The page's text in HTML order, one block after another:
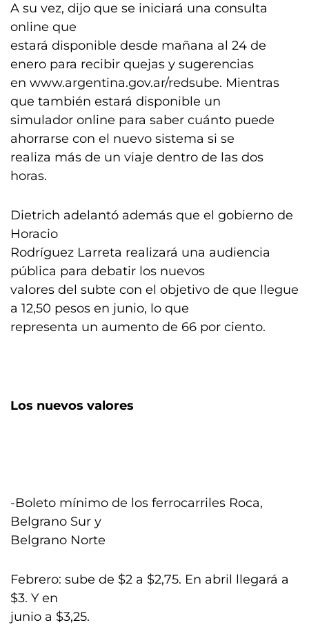
A su vez, dijo que se iniciará una consulta
online que
estará disponible desde mañana al 24 de
enero para recibir quejas y sugerencias
en www.argentina.gov.ar/redsube. Mientras
que también estará disponible un
simulador online para saber cuánto puede
ahorrarse con el nuevo sistema si se
realiza más de un viaje dentro de las dos
horas.
Dietrich adelantó además que el gobierno de
Horacio
Rodríguez Larreta realizará una audiencia
pública para debatir los nuevos
valores del subte con el objetivo de que llegue
a 12,50 pesos en junio, lo que
representa un aumento de 66 por ciento.
Los nuevos valores
-Boleto mínimo de los ferrocarriles Roca,
Belgrano Sur y
Belgrano Norte
Febrero: sube de $2 a $2,75. En abril llegará a
$3. Y en
junio a $3,25.